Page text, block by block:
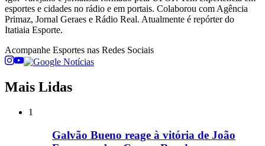
esportes e cidades no rádio e em portais. Colaborou com Agência
Primaz, Jornal Geraes e Rádio Real. Atualmente é repórter do
Itatiaia Esporte.
Acompanhe Esportes nas Redes Sociais
Mais Lidas
1
Galvão Bueno reage à vitória de João